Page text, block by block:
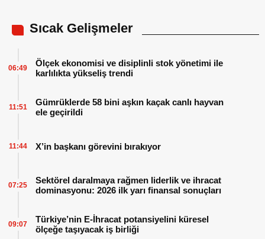
Sıcak Gelişmeler
Ölçek ekonomisi ve disiplinli stok yönetimi ile
karlılıkta yükseliş trendi
06:49
Gümrüklerde 58 bini aşkın kaçak canlı hayvan
ele geçirildi
11:51
X’in başkanı görevini bırakıyor
11:44
Sektörel daralmaya rağmen liderlik ve ihracat
dominasyonu: 2026 ilk yarı finansal sonuçları
07:25
Türkiye’nin E-İhracat potansiyelini küresel
ölçeğe taşıyacak iş birliği
09:07